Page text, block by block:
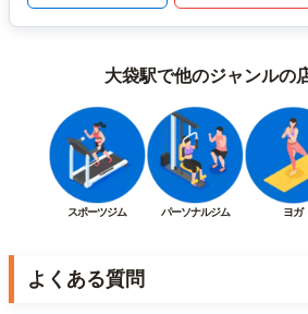
大袋駅で他のジャンルの
スポーツジム パーソナルジム ヨガ
よくある質問